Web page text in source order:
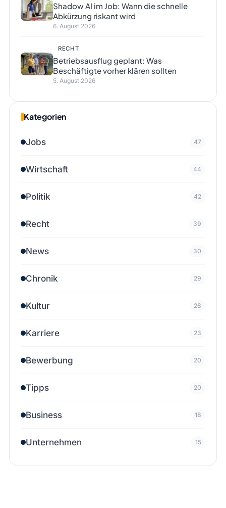
Shadow AI im Job: Wann die schnelle
Abkürzung riskant wird
6. August 2026
RECHT
Betriebsausflug geplant: Was
Beschäftigte vorher klären sollten
5. August 2026
Kategorien
Jobs 47
Wirtschaft 44
Politik 42
Recht 39
News 30
Chronik 29
Kultur 28
Karriere 23
Bewerbung 20
Tipps 20
Business 18
Unternehmen 15